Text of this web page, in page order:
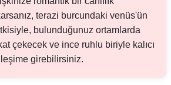
terazi burcundaki venüs'ün
bulunduğunuz ortamlarda
çekecek ve ince ruhlu biriyle kalıcı
girebilirsiniz.